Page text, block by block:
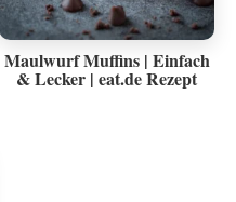
Maulwurf Muffins | Einfach
& Lecker | eat.de Rezept